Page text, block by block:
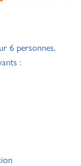
6 personnes,
: